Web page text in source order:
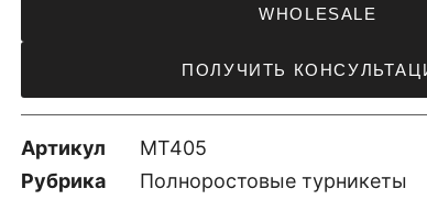
WHOLESALE
ПОЛУЧИТЬ
Артикул
MT405
Рубрика
Полноростовые турникеты